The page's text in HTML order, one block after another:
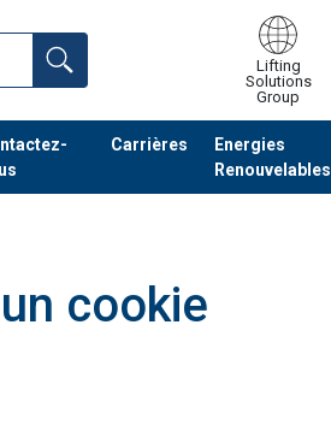
Lifting
Solutions
Group
Carrières
Energies
Renouvelables
Poursuivre
cookie